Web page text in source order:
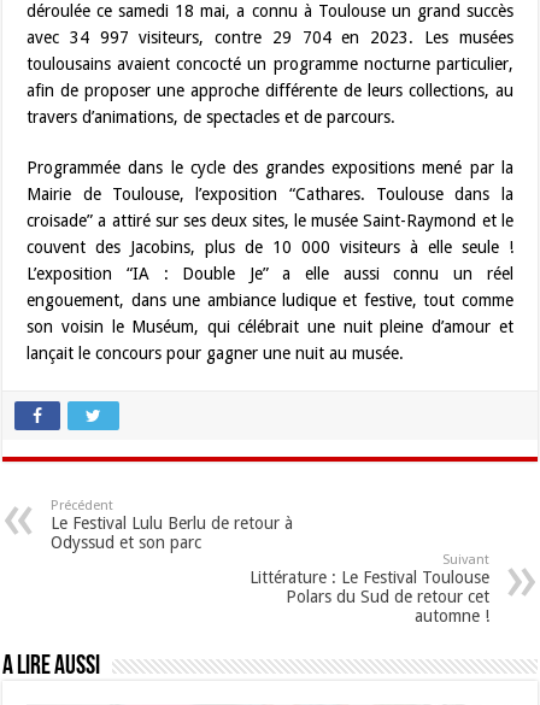
déroulée ce samedi 18 mai, a connu à Toulouse un grand succès
avec 34 997 visiteurs, contre 29 704 en 2023. Les musées
toulousains avaient concocté un programme nocturne particulier,
afin de proposer une approche différente de leurs collections, au
travers d’animations, de spectacles et de parcours.
Programmée dans le cycle des grandes expositions mené par la
Mairie de Toulouse, l’exposition “Cathares. Toulouse dans la
croisade” a attiré sur ses deux sites, le musée Saint-Raymond et le
couvent des Jacobins, plus de 10 000 visiteurs à elle seule !
L’exposition “IA : Double Je” a elle aussi connu un réel
engouement, dans une ambiance ludique et festive, tout comme
son voisin le Muséum, qui célébrait une nuit pleine d’amour et
lançait le concours pour gagner une nuit au musée.
Précédent
Le Festival Lulu Berlu de retour à
Odyssud et son parc
Suivant
Littérature : Le Festival Toulouse
Polars du Sud de retour cet
automne !
A lire aussi